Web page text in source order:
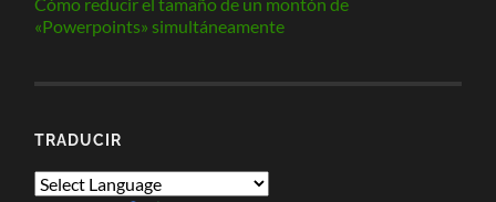
Cómo reducir el tamaño de un montón de
«Powerpoints» simultáneamente
TRADUCIR